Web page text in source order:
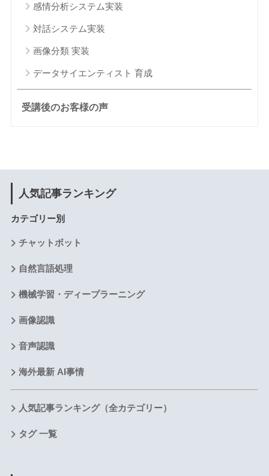
感情分析システム実装
対話システム実装
画像分類 実装
データサイエンティスト 育成
受講後のお客様の声
人気記事ランキング
カテゴリー別
チャットボット
自然言語処理
機械学習・ディープラーニング
画像認識
音声認識
海外最新 AI事情
人気記事ランキング（全カテゴリー）
タグ 一覧